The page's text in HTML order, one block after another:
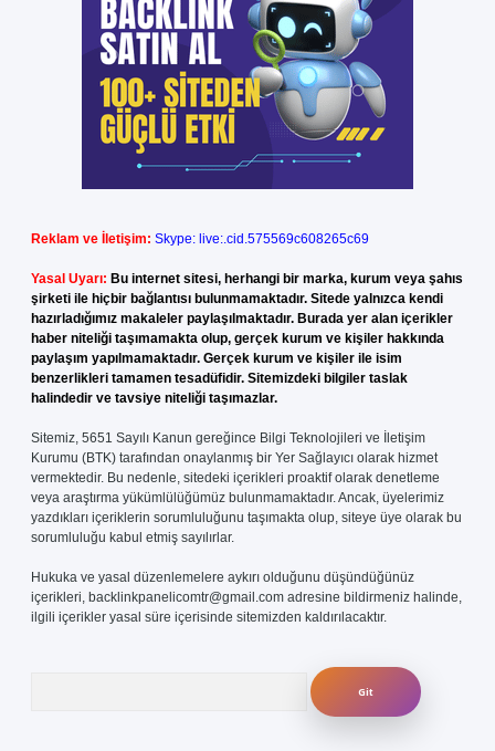
Reklam ve İletişim: Skype: live:.cid.575569c608265c69
Yasal Uyarı: Bu internet sitesi, herhangi bir marka, kurum veya şahıs
şirketi ile hiçbir bağlantısı bulunmamaktadır. Sitede yalnızca kendi
hazırladığımız makaleler paylaşılmaktadır. Burada yer alan içerikler
haber niteliği taşımamakta olup, gerçek kurum ve kişiler hakkında
paylaşım yapılmamaktadır. Gerçek kurum ve kişiler ile isim
benzerlikleri tamamen tesadüfidir. Sitemizdeki bilgiler taslak
halindedir ve tavsiye niteliği taşımazlar.
Sitemiz, 5651 Sayılı Kanun gereğince Bilgi Teknolojileri ve İletişim
Kurumu (BTK) tarafından onaylanmış bir Yer Sağlayıcı olarak hizmet
vermektedir. Bu nedenle, sitedeki içerikleri proaktif olarak denetleme
veya araştırma yükümlülüğümüz bulunmamaktadır. Ancak, üyelerimiz
yazdıkları içeriklerin sorumluluğunu taşımakta olup, siteye üye olarak bu
sorumluluğu kabul etmiş sayılırlar.
Hukuka ve yasal düzenlemelere aykırı olduğunu düşündüğünüz
içerikleri, backlinkpanelicomtr@gmail.com adresine bildirmeniz halinde,
ilgili içerikler yasal süre içerisinde sitemizden kaldırılacaktır.